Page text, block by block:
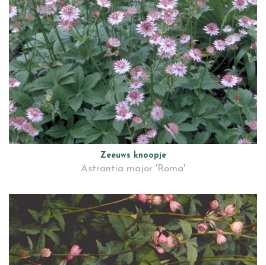
Zeeuws knoopje
Astrantia major 'Roma'